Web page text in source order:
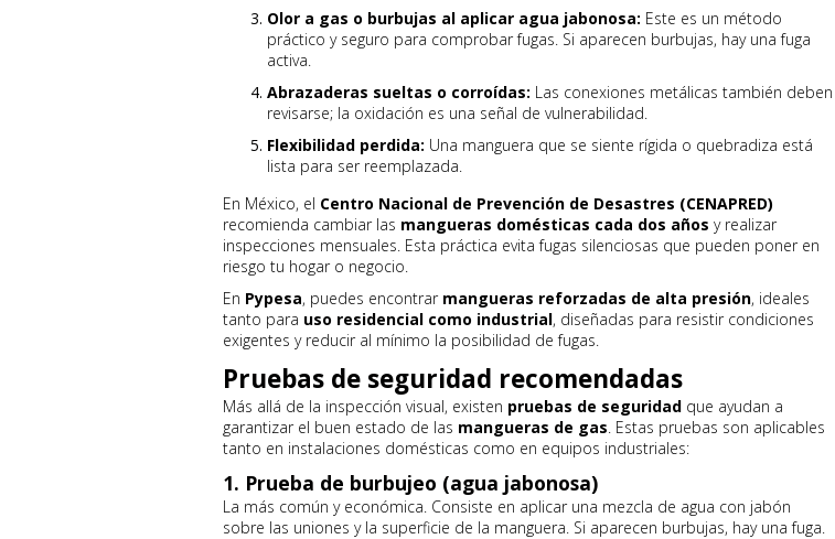
Olor a gas o burbujas al aplicar agua jabonosa: Este es un método
práctico y seguro para comprobar fugas. Si aparecen burbujas, hay una fuga
activa.
Abrazaderas sueltas o corroídas: Las conexiones metálicas también deben
revisarse; la oxidación es una señal de vulnerabilidad.
Flexibilidad perdida: Una manguera que se siente rígida o quebradiza está
lista para ser reemplazada.
En México, el Centro Nacional de Prevención de Desastres (CENAPRED)
recomienda cambiar las mangueras domésticas cada dos años y realizar
inspecciones mensuales. Esta práctica evita fugas silenciosas que pueden poner en
riesgo tu hogar o negocio.
En Pypesa, puedes encontrar mangueras reforzadas de alta presión, ideales
tanto para uso residencial como industrial, diseñadas para resistir condiciones
exigentes y reducir al mínimo la posibilidad de fugas.
Pruebas de seguridad recomendadas
Más allá de la inspección visual, existen pruebas de seguridad que ayudan a
garantizar el buen estado de las mangueras de gas. Estas pruebas son aplicables
tanto en instalaciones domésticas como en equipos industriales:
1. Prueba de burbujeo (agua jabonosa)
La más común y económica. Consiste en aplicar una mezcla de agua con jabón
sobre las uniones y la superficie de la manguera. Si aparecen burbujas, hay una fuga.